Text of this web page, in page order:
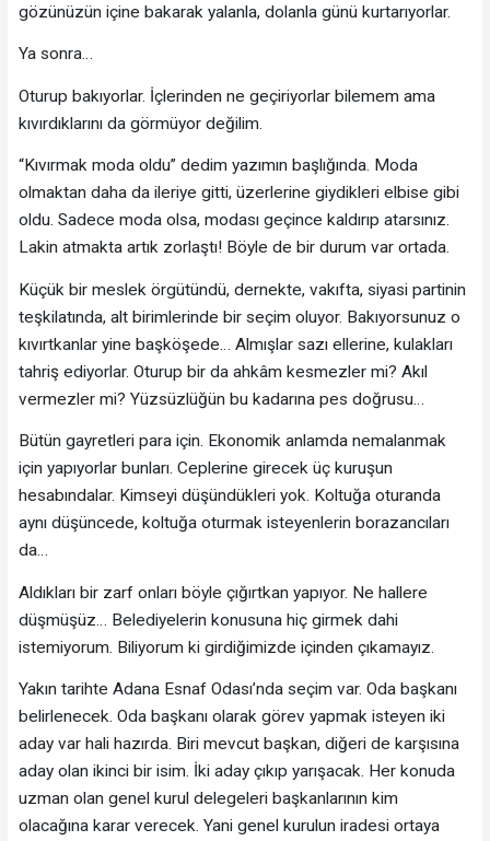
gözünüzün içine bakarak yalanla, dolanla günü kurtarıyorlar.
Ya sonra…
Oturup bakıyorlar. İçlerinden ne geçiriyorlar bilemem ama
kıvırdıklarını da görmüyor değilim.
“Kıvırmak moda oldu” dedim yazımın başlığında. Moda
olmaktan daha da ileriye gitti, üzerlerine giydikleri elbise gibi
oldu. Sadece moda olsa, modası geçince kaldırıp atarsınız.
Lakin atmakta artık zorlaştı! Böyle de bir durum var ortada.
Küçük bir meslek örgütündü, dernekte, vakıfta, siyasi partinin
teşkilatında, alt birimlerinde bir seçim oluyor. Bakıyorsunuz o
kıvırtkanlar yine başköşede… Almışlar sazı ellerine, kulakları
tahriş ediyorlar. Oturup bir da ahkâm kesmezler mi? Akıl
vermezler mi? Yüzsüzlüğün bu kadarına pes doğrusu…
Bütün gayretleri para için. Ekonomik anlamda nemalanmak
için yapıyorlar bunları. Ceplerine girecek üç kuruşun
hesabındalar. Kimseyi düşündükleri yok. Koltuğa oturanda
aynı düşüncede, koltuğa oturmak isteyenlerin borazancıları
da…
Aldıkları bir zarf onları böyle çığırtkan yapıyor. Ne hallere
düşmüşüz… Belediyelerin konusuna hiç girmek dahi
istemiyorum. Biliyorum ki girdiğimizde içinden çıkamayız.
Yakın tarihte Adana Esnaf Odası’nda seçim var. Oda başkanı
belirlenecek. Oda başkanı olarak görev yapmak isteyen iki
aday var hali hazırda. Biri mevcut başkan, diğeri de karşısına
aday olan ikinci bir isim. İki aday çıkıp yarışacak. Her konuda
uzman olan genel kurul delegeleri başkanlarının kim
olacağına karar verecek. Yani genel kurulun iradesi ortaya